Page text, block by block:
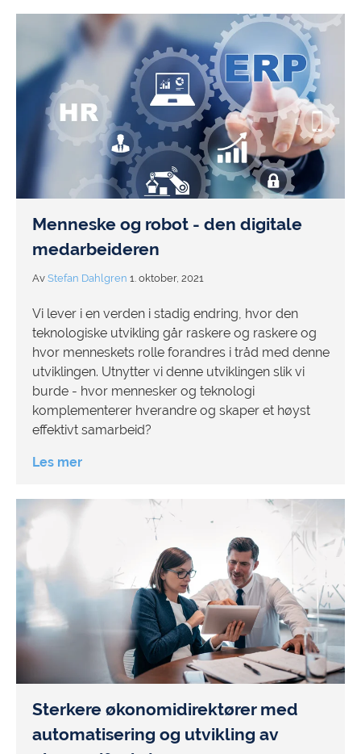
Menneske og robot - den digitale
medarbeideren
Av Stefan Dahlgren 1. oktober, 2021
Vi lever i en verden i stadig endring, hvor den
teknologiske utvikling går raskere og raskere og
hvor menneskets rolle forandres i tråd med denne
utviklingen. Utnytter vi denne utviklingen slik vi
burde - hvor mennesker og teknologi
komplementerer hverandre og skaper et høyst
effektivt samarbeid?
Les mer
Sterkere økonomidirektører med
automatisering og utvikling av